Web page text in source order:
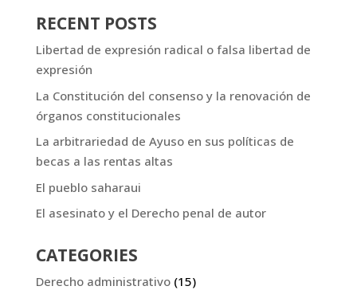
RECENT POSTS
Libertad de expresión radical o falsa libertad de
expresión
La Constitución del consenso y la renovación de
órganos constitucionales
La arbitrariedad de Ayuso en sus políticas de
becas a las rentas altas
El pueblo saharaui
El asesinato y el Derecho penal de autor
CATEGORIES
Derecho administrativo(15)